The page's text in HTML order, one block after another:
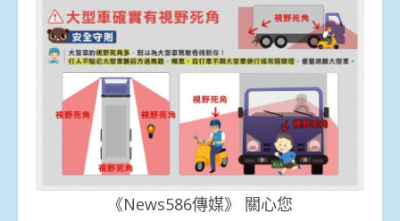
《News586傳媒》 關心您